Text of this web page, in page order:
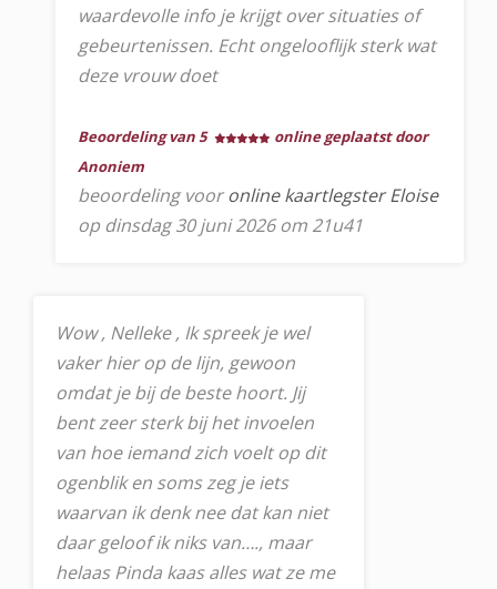
waardevolle info je krijgt over situaties of
gebeurtenissen. Echt ongelooflijk sterk wat
deze vrouw doet
Beoordeling van 5
online geplaatst door
Anoniem
beoordeling vooronline kaartlegster Eloise
op dinsdag 30 juni 2026 om 21u41
Wow , Nelleke , Ik spreek je wel
vaker hier op de lijn, gewoon
omdat je bij de beste hoort. Jij
bent zeer sterk bij het invoelen
van hoe iemand zich voelt op dit
ogenblik en soms zeg je iets
waarvan ik denk nee dat kan niet
daar geloof ik niks van…., maar
helaas Pinda kaas alles wat ze me